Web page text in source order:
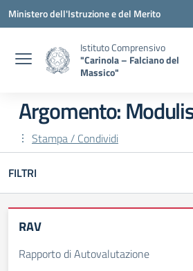
Vai ai contenuti
Vai al menu di navigazione
Vai al footer
Ministero dell'Istruzione e del Merito
Istituto Comprensivo
"Carinola – Falciano del
Massico"
Argomento:
Stampa / Condividi
FILTRI
RAV
Rapporto di Autovalutazione